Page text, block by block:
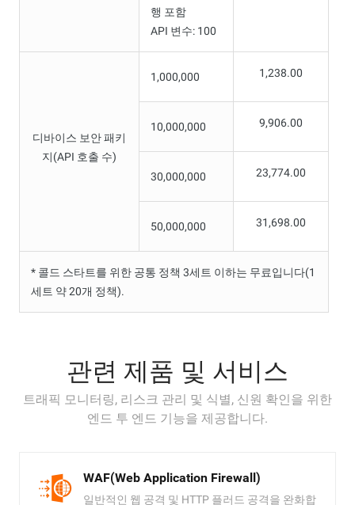
행 포함
API 변수: 100
디바이스 보안 패키
지(API 호출 수)
1,000,000 1,238.00
10,000,000 9,906.00
30,000,000 23,774.00
50,000,000 31,698.00
* 콜드 스타트를 위한 공통 정책 3세트 이하는 무료입니다(1
세트 약 20개 정책).
관련 제품 및 서비스
트래픽 모니터링, 리스크 관리 및 식별, 신원 확인을 위한
엔드 투 엔드 기능을 제공합니다.
WAF(Web Application Firewall)
일반적인 웹 공격 및 HTTP 플러드 공격을 완화합